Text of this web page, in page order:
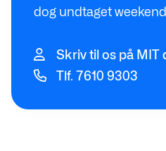
dog undtaget
Skriv til os på MIT
Tlf. 7610 9303